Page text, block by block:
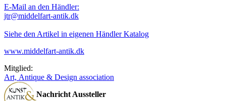
E-Mail an den Händler:
jtr@middelfart-antik.dk
Siehe den Artikel in eigenen Händler Katalog
www.middelfart-antik.dk
Mitglied:
Art, Antique & Design association
Nachricht Aussteller